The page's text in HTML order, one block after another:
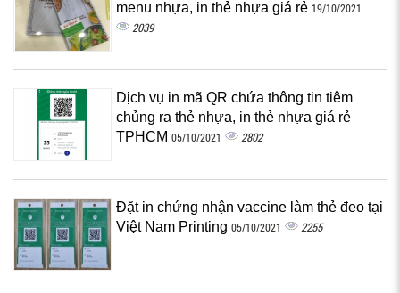
menu nhựa, in thẻ nhựa giá rẻ 19/10/2021
2039
Dịch vụ in mã QR chứa thông tin tiêm
chủng ra thẻ nhựa, in thẻ nhựa giá rẻ
TPHCM 05/10/2021 2802
Đặt in chứng nhận vaccine làm thẻ đeo tại
Việt Nam Printing 05/10/2021 2255